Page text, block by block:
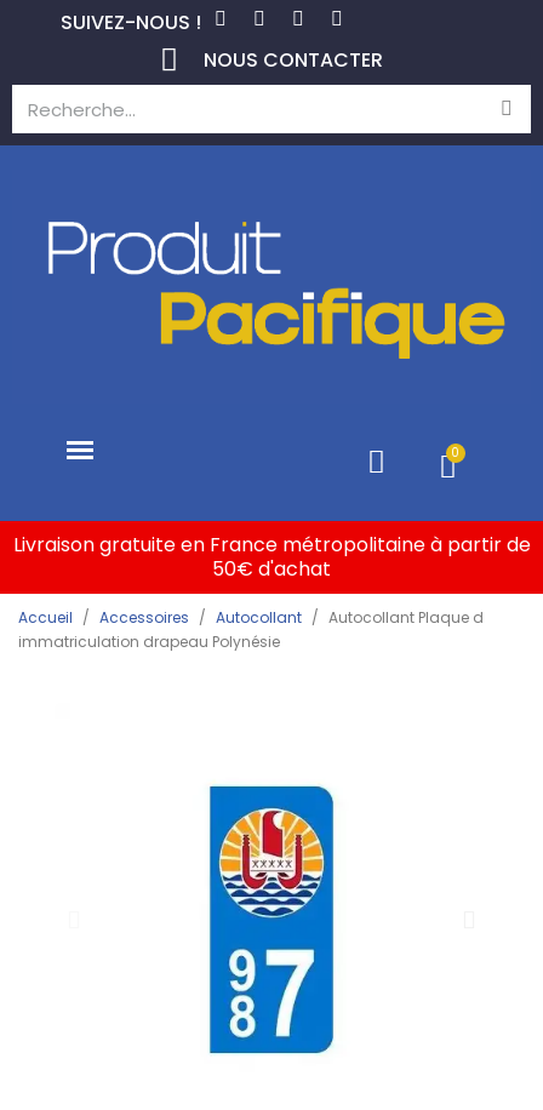
SUIVEZ-NOUS !
NOUS CONTACTER
Livraison gratuite en France métropolitaine à partir de
50€ d'achat
Accueil Accessoires Autocollant
Autocollant Plaque d
immatriculation drapeau Polynésie